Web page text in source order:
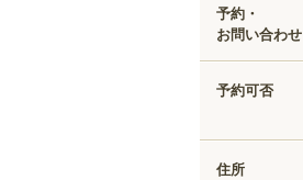
予約・
お問い合わせ
予約可否
住所